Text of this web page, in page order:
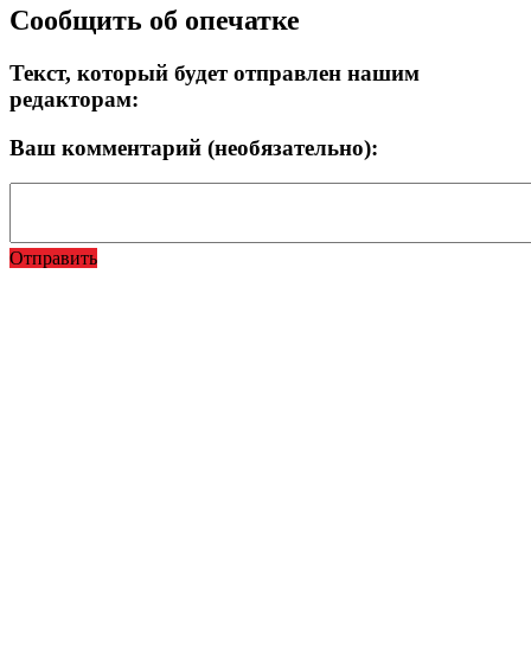
Сообщить об опечатке
Текст, который будет отправлен нашим
редакторам:
Ваш комментарий (необязательно):
Отправить